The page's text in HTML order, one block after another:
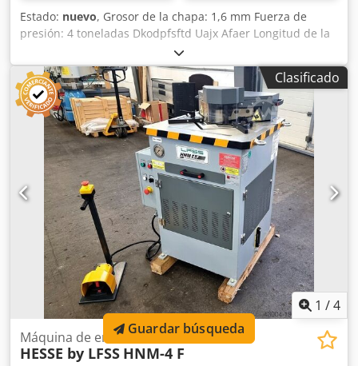
Estado: nuevo, Grosor de la chapa: 1,6 mm Fuerza de
presión: 4 toneladas Dkodpfsftd Uajx Afaer Longitud de la
cuchilla: 156 mm Ángulo ajustable de - hasta grados fijos
Superficie de la mesa: 450 mm x 305 mm Consumo total de
energía en funcionamiento manual: kW Peso de la
máquina: aproximadamente 95 kg Dimensiones (largo x
ancho x alto): 530 x 380 x 480 mm
Clasificado
1 /4
Máquina de entallar
HESSE by LFSS HNM-4 F
Guardar búsqueda